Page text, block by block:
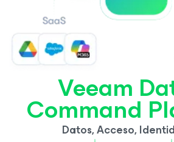
Veeam
Command
Datos, Acceso,